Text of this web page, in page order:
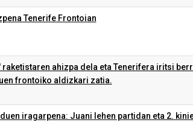
Tenerife Frontoian
raketistaren ahizpa dela eta Tenerifera iritsi
frontoiko aldizkari zatia.
iragarpena: Juani lehen partidan eta 2.